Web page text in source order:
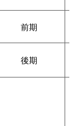
前期
後期